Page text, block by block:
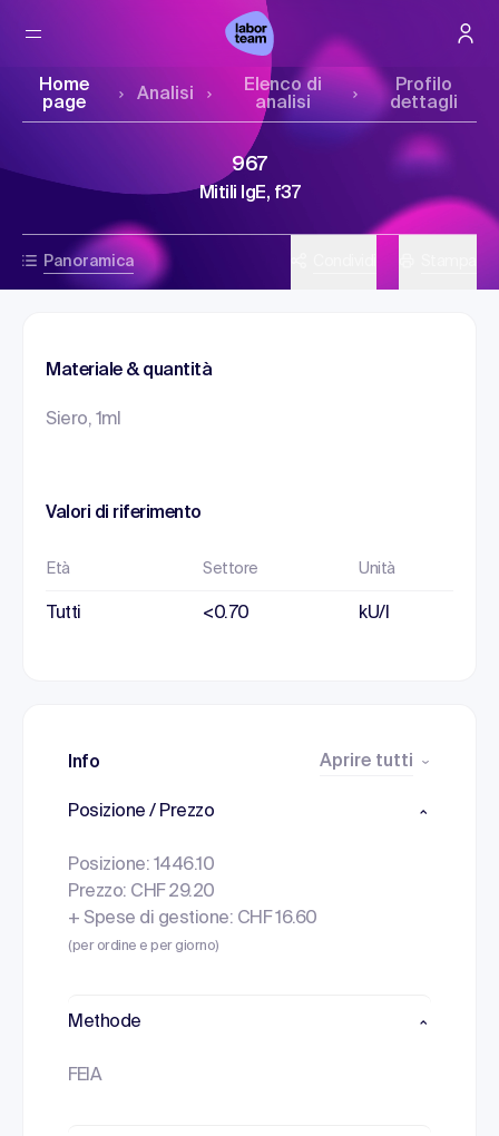
Home
page
Analisi
Elenco di
analisi
Profilo
dettagli
Panoramica
967
Mitili IgE, f37
Materiale & quantità
Siero, 1ml
Valori di riferimento
Età Settore Unità
Tutti <0.70 kU/l
Info Aprire tutti
Posizione / Prezzo
Posizione: 1446.10
Prezzo: CHF 29.20
+ Spese di gestione: CHF 16.60
(per ordine e per giorno)
Methode
FEIA